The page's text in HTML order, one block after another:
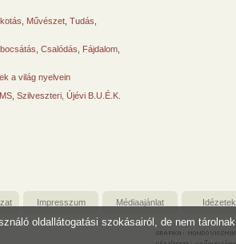
Művészet Tudás
Csalódás Fájdalom
a világ nyelvein
Szilveszteri, Újévi B.U.É.K.
Impresszum Médiaajánlat Idézetek
oldallátogatási szokásairól, de nem tárolnak